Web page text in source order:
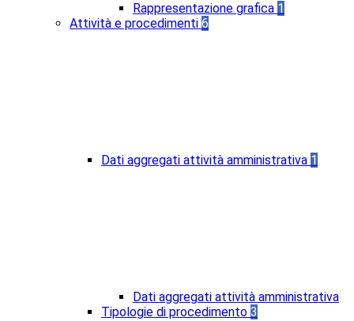
Rappresentazione grafica 1
Attività e procedimenti 6
Dati aggregati attività amministrativa 1
Dati aggregati attività amministrativa
Tipologie di procedimento 3